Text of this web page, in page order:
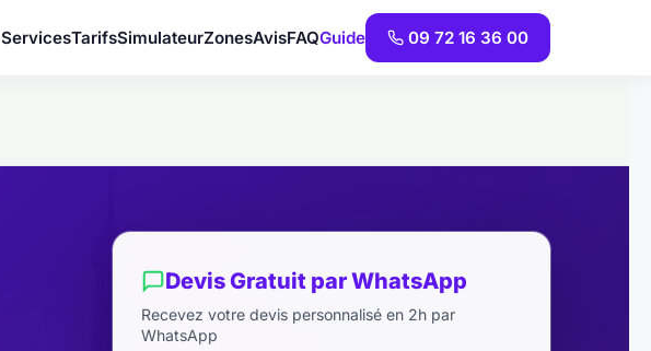
ServicesTarifsSimulateurZonesAvisFAQGuide 09 72 16 36 00
Devis Gratuit par WhatsApp
Recevez votre devis personnalisé en 2h par
WhatsApp